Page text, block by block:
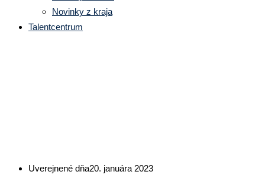
Novinky z kraja
Talentcentrum
Uverejnené dňa20. januára 2023